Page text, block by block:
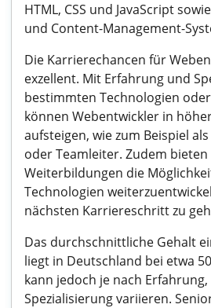
HTML, CSS und JavaScript
und Content-Management-
Die Karrierechancen für
exzellent. Mit Erfahrung und
bestimmten Technologien
können Webentwickler in
aufsteigen, wie zum Beispiel
oder Teamleiter. Zudem
Weiterbildungen die
Technologien
nächsten Karriereschritt zu
Das durchschnittliche Gehalt
liegt in Deutschland bei etwa
kann jedoch je nach
Spezialisierung variieren.